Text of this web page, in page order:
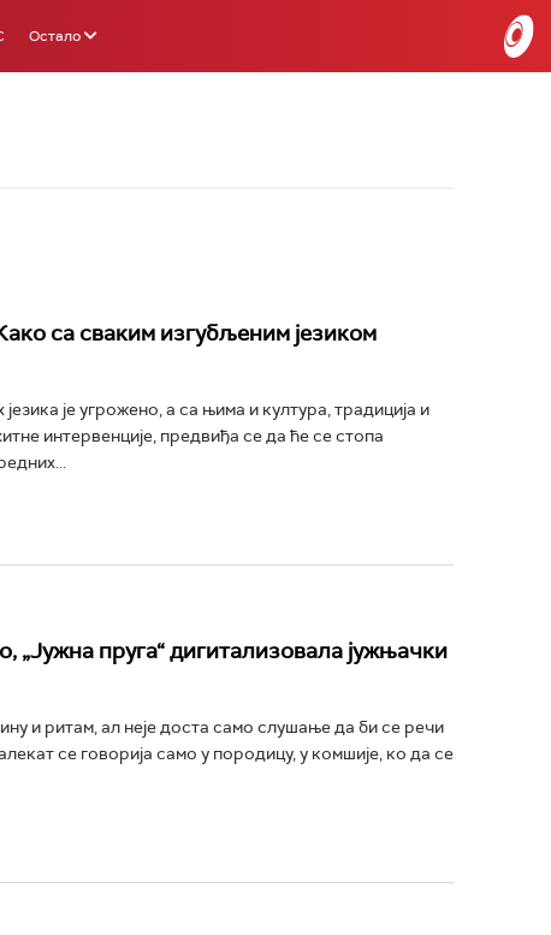
Остало
са сваким изгубљеним језиком
је угрожено, а са њима и култура, традиција и
интервенције, предвиђа се да ће се стопа
„Јужна пруга“ дигитализовала јужњачки
и ритам, ал неје доста само слушање да би се речи
се говорија само у породицу, у комшије, ко да се